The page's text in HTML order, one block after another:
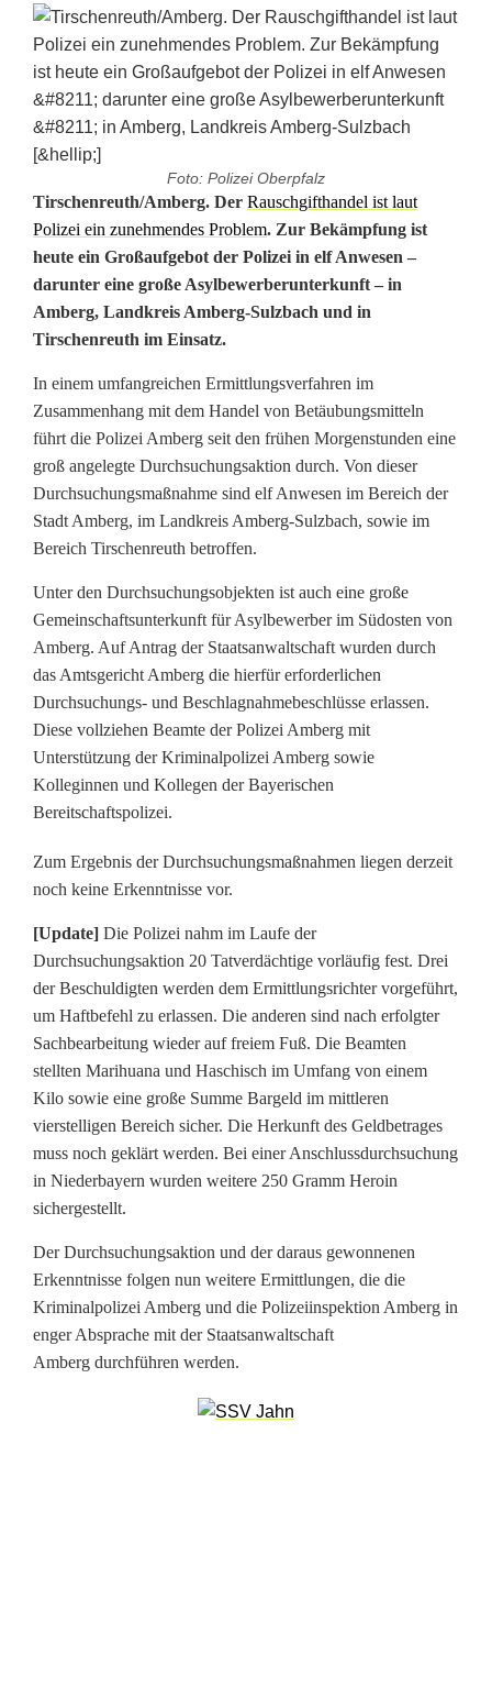
Foto: Polizei Oberpfalz
[
U
p
d
a
t
e
]
P
o
l
i
z
e
i
r
ß
e
i
n
s
a
t
z
i
m
K
Tirschenreuth/Amberg. Der Rauschgifthandel ist laut
Polizei ein zunehmendes Problem. Zur Bekämpfung ist
heute ein Großaufgebot der Polizei in elf Anwesen –
darunter eine große Asylbewerberunterkunft – in
Amberg, Landkreis Amberg-Sulzbach und in
Tirschenreuth im Einsatz.
In einem umfangreichen Ermittlungsverfahren im
Zusammenhang mit dem Handel von Betäubungsmitteln
führt die Polizei Amberg seit den frühen Morgenstunden eine
groß angelegte Durchsuchungsaktion durch. Von dieser
Durchsuchungsmaßnahme sind elf Anwesen im Bereich der
Stadt Amberg, im Landkreis Amberg-Sulzbach, sowie im
Bereich Tirschenreuth betroffen.
Unter den Durchsuchungsobjekten ist auch eine große
Gemeinschaftsunterkunft für Asylbewerber im Südosten von
Amberg. Auf Antrag der Staatsanwaltschaft wurden durch
das Amtsgericht Amberg die hierfür erforderlichen
Durchsuchungs- und Beschlagnahmebeschlüsse erlassen.
Diese vollziehen Beamte der Polizei Amberg mit
Unterstützung der Kriminalpolizei Amberg sowie
Kolleginnen und Kollegen der Bayerischen
Bereitschaftspolizei.
Zum Ergebnis der Durchsuchungsmaßnahmen liegen derzeit
noch keine Erkenntnisse vor.
[Update] Die Polizei nahm im Laufe der
Durchsuchungsaktion 20 Tatverdächtige vorläufig fest. Drei
der Beschuldigten werden dem Ermittlungsrichter vorgeführt,
um Haftbefehl zu erlassen. Die anderen sind nach erfolgter
Sachbearbeitung wieder auf freiem Fuß. Die Beamten
stellten Marihuana und Haschisch im Umfang von einem
Kilo sowie eine große Summe Bargeld im mittleren
vierstelligen Bereich sicher. Die Herkunft des Geldbetrages
muss noch geklärt werden. Bei einer Anschlussdurchsuchung
in Niederbayern wurden weitere 250 Gramm Heroin
sichergestellt.
Der Durchsuchungsaktion und der daraus gewonnenen
Erkenntnisse folgen nun weitere Ermittlungen, die die
Kriminalpolizei Amberg und die Polizeiinspektion Amberg in
enger Absprache mit der Staatsanwaltschaft
Amberg durchführen werden.